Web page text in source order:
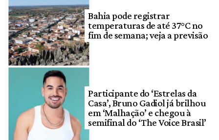
Bahia pode registrar
temperaturas de até 37°C no
fim de semana; veja a previsão
Participante do ‘Estrelas da
Casa’, Bruno Gadiol já brilhou
em ‘Malhação’ e chegou à
semifinal do ‘The Voice Brasil’